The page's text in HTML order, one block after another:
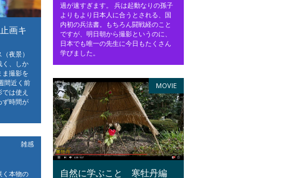
画キ
夜景）
く、しか
ま撮影を
間近く前
は使え
ず時間が
過が速すぎます。 兵は起動なりの孫子
よりもより日本人に合うとされる、国
内初の兵法書。もちろん闘戦経のこと
ですが、明日朝から撮影というのに、
日本でも唯一の先生に今日もたくさん
学びました。
MOVIE
自然に学ぶこと 寒牡丹編
雑感
く本物の